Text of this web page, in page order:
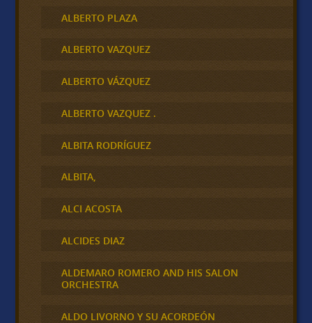
ALBERTO PLAZA
ALBERTO VAZQUEZ
ALBERTO VÁZQUEZ
ALBERTO VAZQUEZ .
ALBITA RODRÍGUEZ
ALBITA,
ALCI ACOSTA
ALCIDES DIAZ
ALDEMARO ROMERO AND HIS SALON
ORCHESTRA
ALDO LIVORNO Y SU ACORDEÓN